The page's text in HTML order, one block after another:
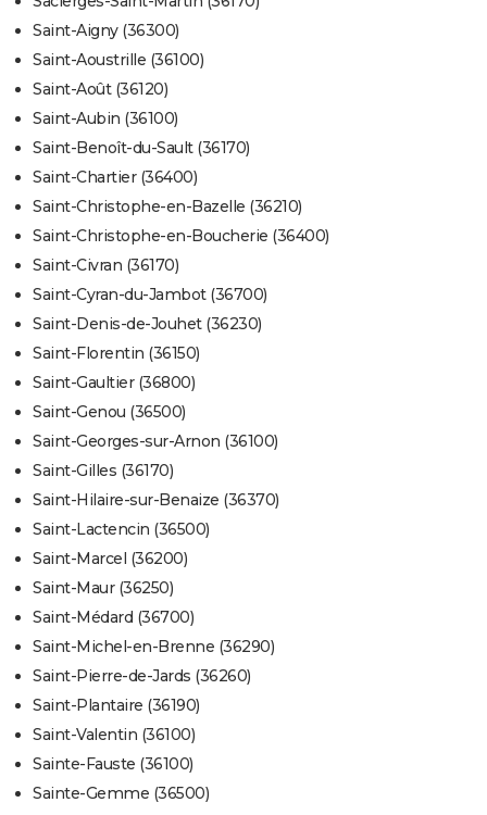
Saint-Aigny (36300)
Saint-Aoustrille (36100)
Saint-Août (36120)
Saint-Aubin (36100)
Saint-Benoît-du-Sault (36170)
Saint-Chartier (36400)
Saint-Christophe-en-Bazelle (36210)
Saint-Christophe-en-Boucherie (36400)
Saint-Civran (36170)
Saint-Cyran-du-Jambot (36700)
Saint-Denis-de-Jouhet (36230)
Saint-Florentin (36150)
Saint-Gaultier (36800)
Saint-Genou (36500)
Saint-Georges-sur-Arnon (36100)
Saint-Gilles (36170)
Saint-Hilaire-sur-Benaize (36370)
Saint-Lactencin (36500)
Saint-Marcel (36200)
Saint-Maur (36250)
Saint-Médard (36700)
Saint-Michel-en-Brenne (36290)
Saint-Pierre-de-Jards (36260)
Saint-Plantaire (36190)
Saint-Valentin (36100)
Sainte-Fauste (36100)
Sainte-Gemme (36500)